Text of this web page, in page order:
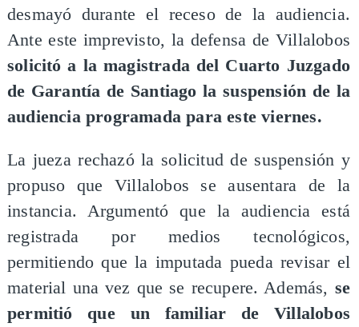
desmayó durante el receso de la audiencia.
Ante este imprevisto, la defensa de Villalobos
solicitó a la magistrada del Cuarto Juzgado
de Garantía de Santiago la suspensión de la
audiencia programada para este viernes.
La jueza rechazó la solicitud de suspensión y
propuso que Villalobos se ausentara de la
instancia. Argumentó que la audiencia está
registrada por medios tecnológicos,
permitiendo que la imputada pueda revisar el
material una vez que se recupere. Además, se
permitió que un familiar de Villalobos